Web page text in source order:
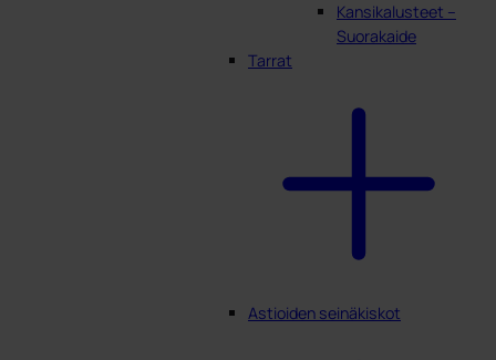
Kansikalusteet –
Suorakaide
Tarrat
Astioiden seinäkiskot